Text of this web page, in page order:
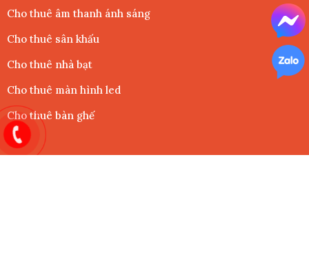
Cho thuê âm thanh ánh sáng
Cho thuê sân khấu
Cho thuê nhà bạt
Cho thuê màn hình led
Cho thuê bàn ghế